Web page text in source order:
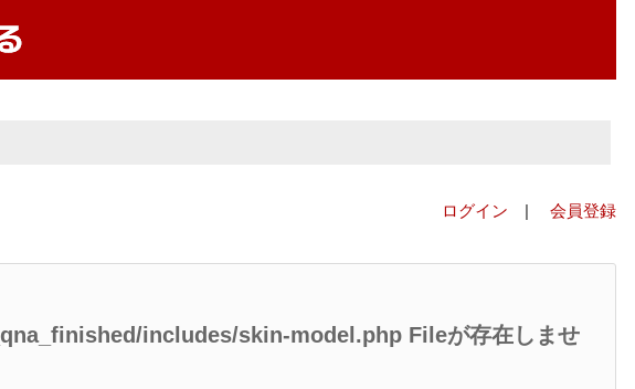
ログイン | 会員登録
includes/skin-model.php Fileが存在しませ